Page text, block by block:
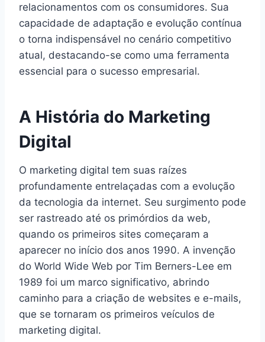
relacionamentos com os consumidores. Sua
capacidade de adaptação e evolução contínua
o torna indispensável no cenário competitivo
atual, destacando-se como uma ferramenta
essencial para o sucesso empresarial.
A História do Marketing
Digital
O marketing digital tem suas raízes
profundamente entrelaçadas com a evolução
da tecnologia da internet. Seu surgimento pode
ser rastreado até os primórdios da web,
quando os primeiros sites começaram a
aparecer no início dos anos 1990. A invenção
do World Wide Web por Tim Berners-Lee em
1989 foi um marco significativo, abrindo
caminho para a criação de websites e e-mails,
que se tornaram os primeiros veículos de
marketing digital.